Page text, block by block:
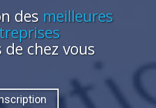
des meilleures
de chez vous